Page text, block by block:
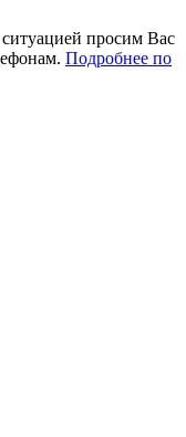
просим Вас
Подробнее по